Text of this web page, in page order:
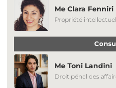
Me Clara Fenniri
Propriété
Me Toni Landini
Droit pénal des